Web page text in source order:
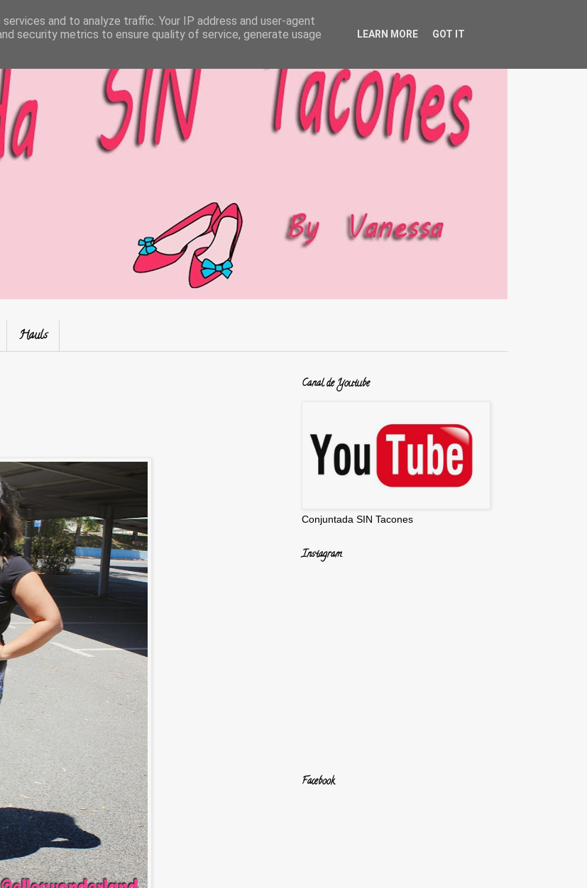
Hauls
Canal de Youtube
Conjuntada SIN Tacones
Instagram
Facebook
and to analyze traffic. Your IP address and user-agent
security metrics to ensure quality of service, generate usage
LEARN MORE GOT IT